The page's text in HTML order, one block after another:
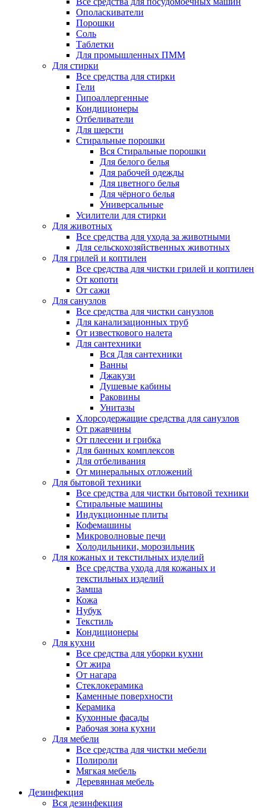
Ополаскиватели
Порошки
Соль
Таблетки
Для промышленных ПММ
Для стирки
Все средства для стирки
Гели
Гипоаллергенные
Кондиционеры
Отбеливатели
Для шерсти
Стиральные порошки
Вся Стиральные порошки
Для белого белья
Для рабочей одежды
Для цветного белья
Для чёрного белья
Универсальные
Усилители для стирки
Для животных
Все средства для ухода за животными
Для сельскохозяйственных животных
Для грилей и коптилен
Все средства для чистки грилей и коптилен
От копоти
От сажи
Для санузлов
Все средства для чистки санузлов
Для канализационных труб
От известкового налета
Для сантехники
Вся Для сантехники
Ванны
Джакузи
Душевые кабины
Раковины
Унитазы
Хлорсодержащие средства для санузлов
От ржавчины
От плесени и грибка
Для банных комплексов
Для отбеливания
От минеральных отложений
Для бытовой техники
Все средства для чистки бытовой техники
Стиральные машины
Индукционные плиты
Кофемашины
Микроволновые печи
Холодильники, морозильник
Для кожаных и текстильных изделий
Все средства ухода для кожаных и
текстильных изделий
Замша
Кожа
Нубук
Текстиль
Кондиционеры
Для кухни
Все средства для уборки кухни
От жира
От нагара
Стеклокерамика
Каменные поверхности
Керамика
Кухонные фасады
Рабочая зона кухни
Для мебели
Все средства для чистки мебели
Полироли
Мягкая мебель
Деревянная мебель
Дезинфекция
Вся дезинфекция